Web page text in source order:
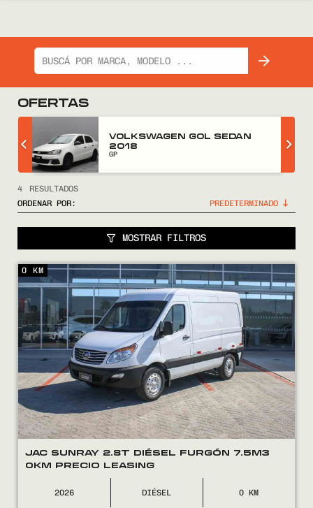
COMPRÁ
VENDÉ
FINANCIÁ
NOSOTROS
CONTACTO
OFERTAS
VOLKSWAGEN GOL SEDAN
2018
GP
4
RESULTADOS
ORDENAR POR:
MOSTRAR FILTROS
JAC SUNRAY 2.8T DIÉSEL FURGÓN 7.5M3
0KM PRECIO LEASING
2026 DIÉSEL 0
0 KM